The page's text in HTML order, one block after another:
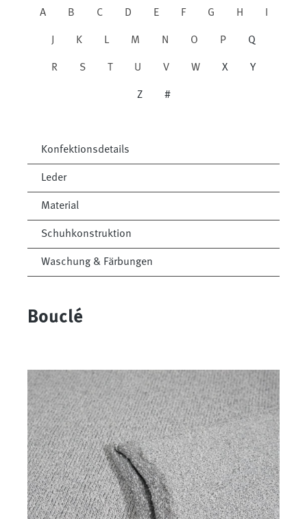
A B C D E F G H
K L M N O P Q
R S U V W X Y
Z #
Konfektionsdetails
Leder
Material
Schuhkonstruktion
Waschung & Färbungen
Bouclé